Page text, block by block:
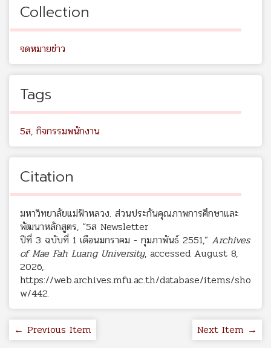
Collection
จดหมายข่าว
Tags
5ส, กิจกรรมพนักงาน
Citation
มหาวิทยาลัยแม่ฟ้าหลวง. ส่วนประกันคุณภาพการศึกษาและ
พัฒนาหลักสูตร, “5ส Newsletter
ปีที่ 3 ฉบับที่ 1 เดือนมกราคม - กุมภาพันธ์ 2551,” Archives
of Mae Fah Luang University, accessed August 8,
2026,
https://web.archives.mfu.ac.th/database/items/sho
w/442.
← Previous Item Next Item →